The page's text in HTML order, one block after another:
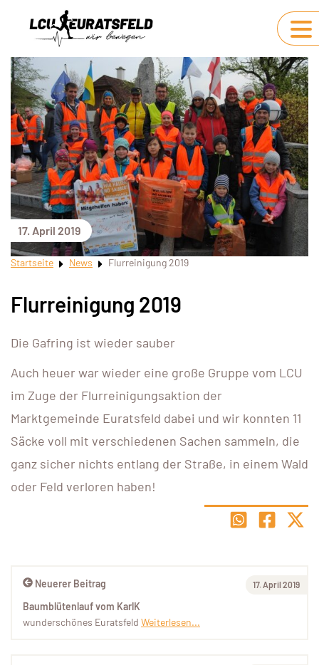
17. April 2019
Startseite News Flurreinigung 2019
Flurreinigung 2019
Die Gafring ist wieder sauber
Auch heuer war wieder eine große Gruppe vom LCU
im Zuge der Flurreinigungsaktion der
Marktgemeinde Euratsfeld dabei und wir konnten 11
Säcke voll mit verschiedenen Sachen sammeln, die
ganz sicher nichts entlang der Straße, in einem Wald
oder Feld verloren haben!
Neuerer Beitrag 17. April 2019
Baumblütenlauf vom KarlK
wunderschönes Euratsfeld Weiterlesen...